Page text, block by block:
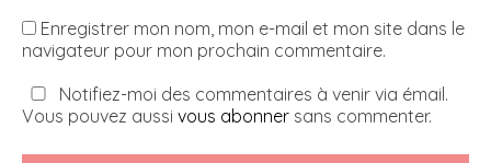
Enregistrer mon nom, mon e-mail et mon site dans le
navigateur pour mon prochain commentaire.
Notifiez-moi des commentaires à venir via émail.
Vous pouvez aussi vous abonner sans commenter.